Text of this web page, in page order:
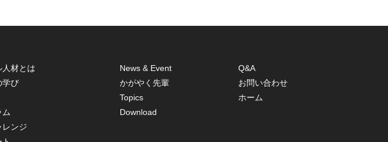
人材とは
学び
レンジ
News & Event
かがやく先輩
Topics
Download
Q&A
お問い合わせ
ホーム